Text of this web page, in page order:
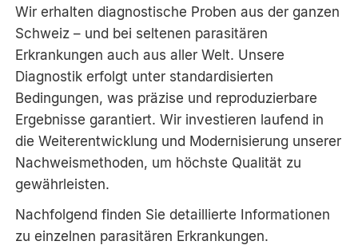
Wir erhalten diagnostische Proben aus der ganzen
Schweiz – und bei seltenen parasitären
Erkrankungen auch aus aller Welt. Unsere
Diagnostik erfolgt unter standardisierten
Bedingungen, was präzise und reproduzierbare
Ergebnisse garantiert. Wir investieren laufend in
die Weiterentwicklung und Modernisierung unserer
Nachweismethoden, um höchste Qualität zu
gewährleisten.
Nachfolgend finden Sie detaillierte Informationen
zu einzelnen parasitären Erkrankungen.